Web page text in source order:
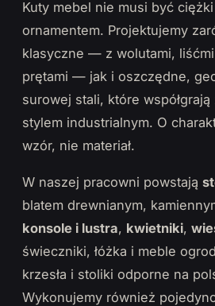
Kuty mebel nie musi być
ornamentem. Projektujemy
klasyczne — z wolutami,
prętami — jak i oszczędne,
surowej stali, które
stylem industrialnym. O
wzór, nie materiał.
W naszej pracowni powstają
blatem drewnianym,
konsole i lustra, kwietniki,
świeczniki, łóżka i meble
krzesła i stoliki odporne na
Wykonujemy również